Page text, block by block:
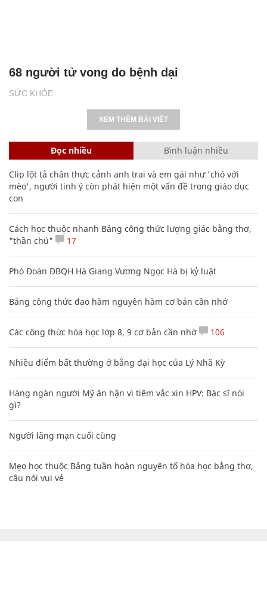
SỨC KHỎE
68 người tử vong do bệnh dại
XEM THÊM BÀI VIẾT
Đọc nhiều Bình luận nhiều
Clip lột tả chân thực cảnh anh trai và em gái như 'chó với
mèo', người tinh ý còn phát hiện một vấn đề trong giáo dục
con
Cách học thuộc nhanh Bảng công thức lượng giác bằng thơ,
"thần chú"
17
Phó Đoàn ĐBQH Hà Giang Vương Ngọc Hà bị kỷ luật
Bảng công thức đạo hàm nguyên hàm cơ bản cần nhớ
Các công thức hóa học lớp 8, 9 cơ bản cần nhớ 106
Nhiều điểm bất thường ở bằng đại học của Lý Nhã Kỳ
Hàng ngàn người Mỹ ân hận vì tiêm vắc xin HPV: Bác sĩ nói
gì?
Người lãng mạn cuối cùng
Mẹo học thuộc Bảng tuần hoàn nguyên tố hóa học bằng thơ,
câu nói vui vẻ